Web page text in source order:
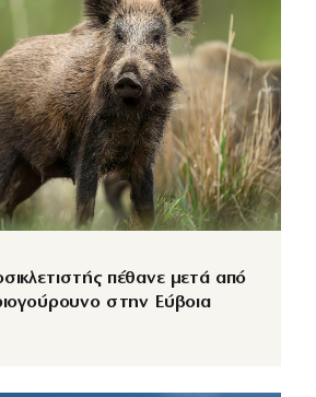
πέθανε μετά από
στην Εύβοια